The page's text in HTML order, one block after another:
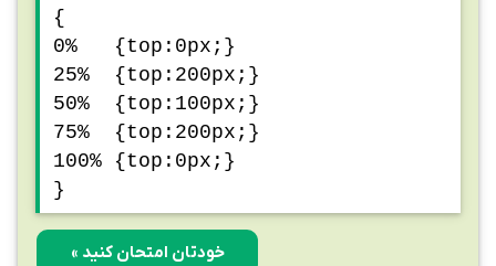
{
0% {top:0px;}
25% {top:200px;}
50% {top:100px;}
75% {top:200px;}
100% {top:0px;}
}
خودتان امتحان کنید »